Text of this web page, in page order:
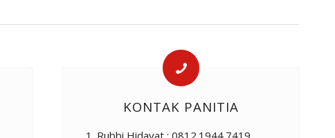
KONTAK PANITIA